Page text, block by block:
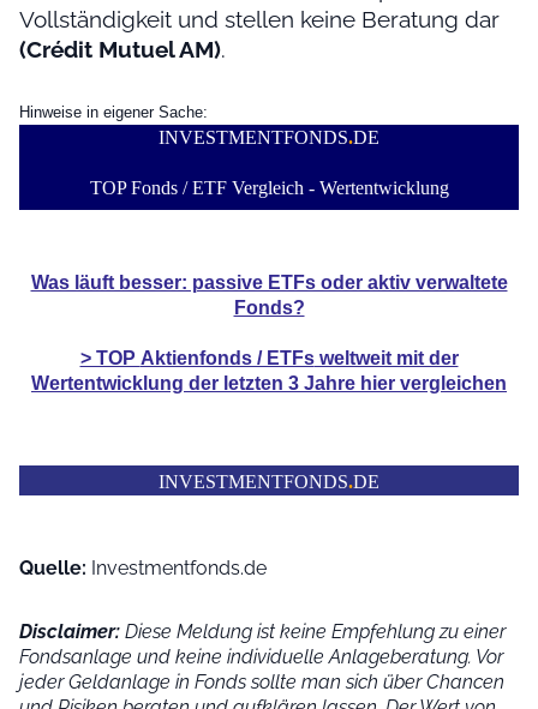
Vollständigkeit und stellen keine Beratung dar
(Crédit Mutuel AM).
Hinweise in eigener Sache:
INVESTMENTFONDS.DE
TOP Fonds / ETF Vergleich - Wertentwicklung
Was läuft besser: passive ETFs oder aktiv verwaltete
Fonds?
> TOP Aktienfonds / ETFsweltweit mit der
Wertentwicklung der letzten 3 Jahre hier vergleichen
INVESTMENTFONDS.DE
Quelle: Investmentfonds.de
Disclaimer: Diese Meldung ist keine Empfehlung zu einer
Fondsanlage und keine individuelle Anlageberatung. Vor
jeder Geldanlage in Fonds sollte man sich über Chancen